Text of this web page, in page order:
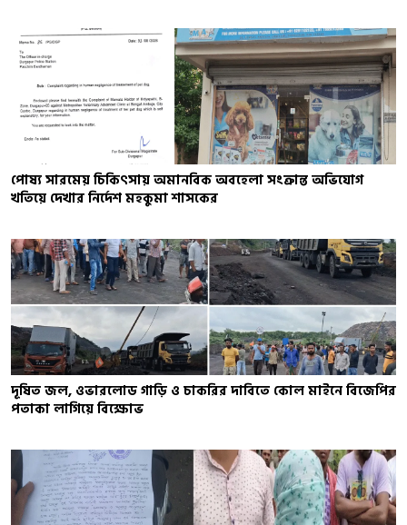
পোষ্য সারমেয় চিকিৎসায় অমানবিক অবহেলা সংক্রান্ত অভিযোগ
খতিয়ে দেখার নির্দেশ মহকুমা শাসকের
দূষিত জল, ওভারলোড গাড়ি ও চাকরির দাবিতে কোল মাইনে বিজেপির
পতাকা লাগিয়ে বিক্ষোভ